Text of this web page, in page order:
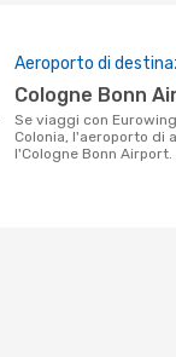
Aeroporto di
Cologne Bonn
Se viaggi con Eurowings da Pisa a
Colonia, l'aeroporto di
l'Cologne Bonn Airport.